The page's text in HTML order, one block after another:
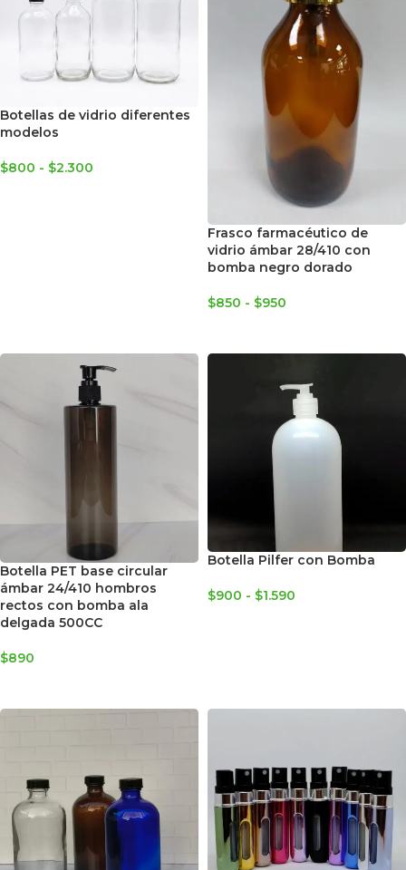
Botellas de vidrio diferentes
modelos
$800 - $2.300
Frasco farmacéutico de
vidrio ámbar 28/410 con
bomba negro dorado
$850 - $950
Botella PET base circular
ámbar 24/410 hombros
rectos con bomba ala
delgada 500CC
$890
Botella Pilfer con Bomba
$900 - $1.590